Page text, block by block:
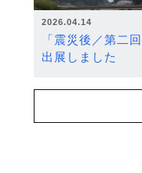
2026.04.14
「震災後／第二
出展しました